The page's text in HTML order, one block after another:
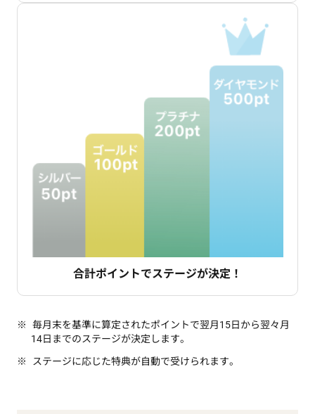
合計ポイントでステージが決定！
毎月末を基準に算定されたポイントで翌月15日から翌々月
14日までのステージが決定します。
ステージに応じた特典が自動で受けられます。